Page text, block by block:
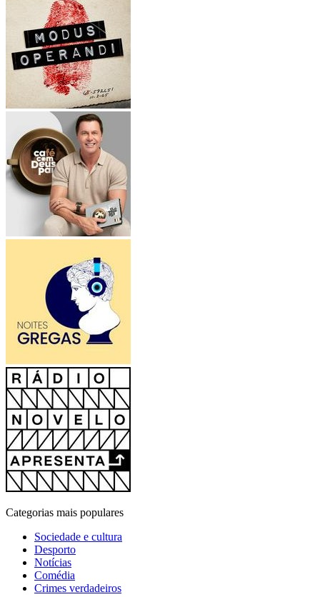
Categorias mais populares
Sociedade e cultura
Desporto
Notícias
Comédia
Crimes verdadeiros